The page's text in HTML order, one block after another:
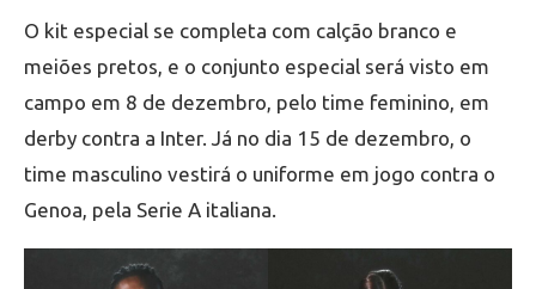
O kit especial se completa com calção branco e
meiões pretos, e o conjunto especial será visto em
campo em 8 de dezembro, pelo time feminino, em
derby contra a Inter. Já no dia 15 de dezembro, o
time masculino vestirá o uniforme em jogo contra o
Genoa, pela Serie A italiana.